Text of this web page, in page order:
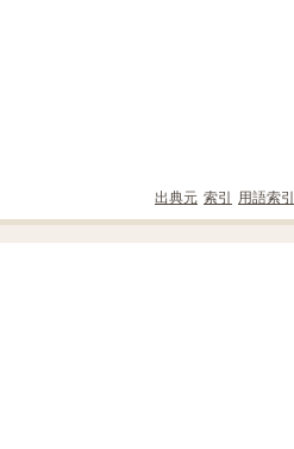
出典元 索引 用語索引